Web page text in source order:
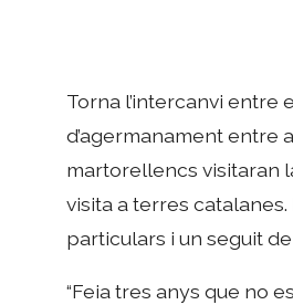
Torna l’intercanvi
d’agermanament entre
martorellencs visitaran
visita a terres
particulars i un seguit
“Feia tres anys que no